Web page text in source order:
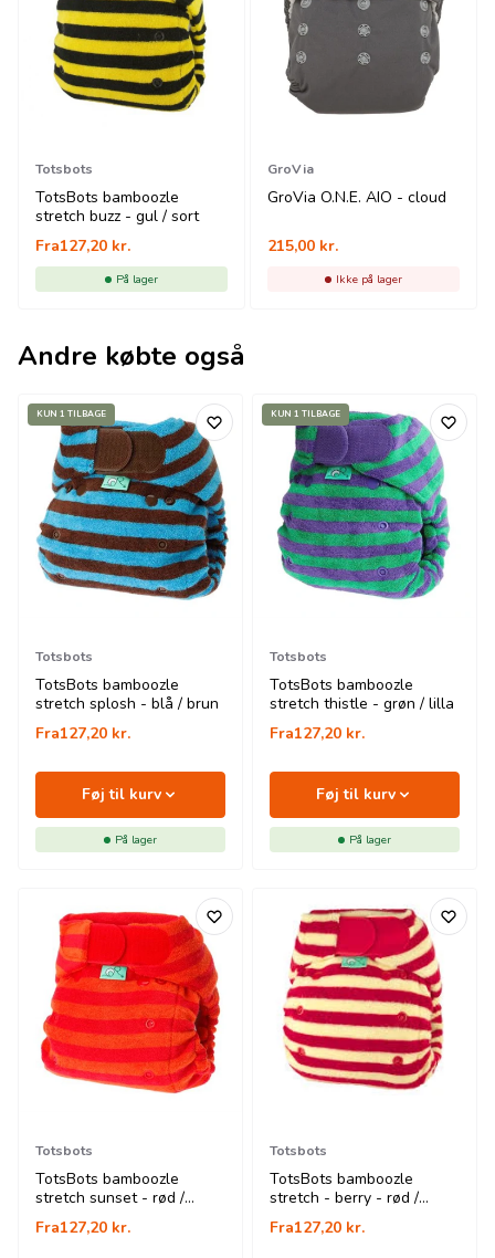
Totsbots
TotsBots bamboozle
stretch buzz - gul / sort
Fra127,20 kr.
På lager
GroVia
GroVia O.N.E. AIO - cloud
215,00 kr.
Ikke på lager
Andre købte også
KUN 1 TILBAGE
Totsbots
TotsBots bamboozle
stretch splosh - blå / brun
Fra127,20 kr.
Føj til kurv
På lager
KUN 1 TILBAGE
Totsbots
TotsBots bamboozle
stretch thistle - grøn / lilla
Fra127,20 kr.
Føj til kurv
På lager
Totsbots
TotsBots bamboozle
stretch sunset - rød /
orange
Fra127,20 kr.
Totsbots
TotsBots bamboozle
stretch - berry - rød /
råhvid
Fra127,20 kr.